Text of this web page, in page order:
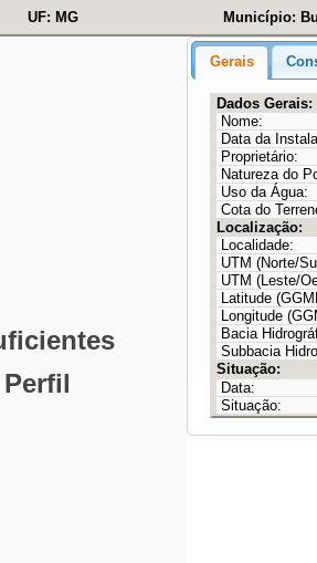
UF: MG Município:
Gerais
Dados Gerais:
Nome:
Data da
Proprietário:
Natureza do
Uso da Água:
Cota do
Localização:
Localidade:
UTM (Norte/
UTM (Leste/
Latitude
Longitude
Bacia
Subbacia
Situação:
Data:
Situação: